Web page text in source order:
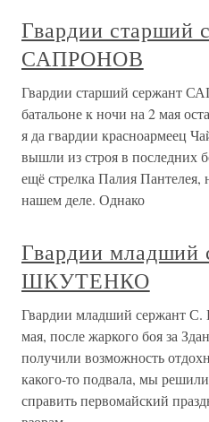
Гвардии старший
САПРОНОВ
Гвардии старший сержант
батальоне к ночи на 2 мая
я да гвардии красноармеец
вышли из строя в последних
ещё стрелка Палия
нашем деле. Однако
Гвардии младший
ШКУТЕНКО
Гвардии младший сержант
мая, после жаркого боя за
получили возможность
какого-то подвала, мы
справить первомайский